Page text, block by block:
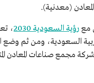
(معدنية).
مع رؤية السعودية 2030
،
السعودية، ومن ثم
مجمع صناعات المعادن